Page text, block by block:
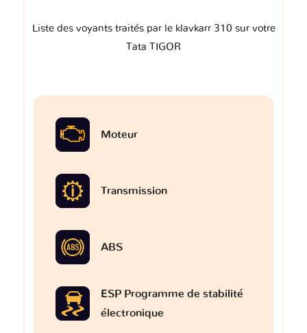
Liste des voyants traités par le klavkarr 310 sur votre
Tata TIGOR
Moteur
Transmission
ABS
ESP Programme de stabilité
électronique